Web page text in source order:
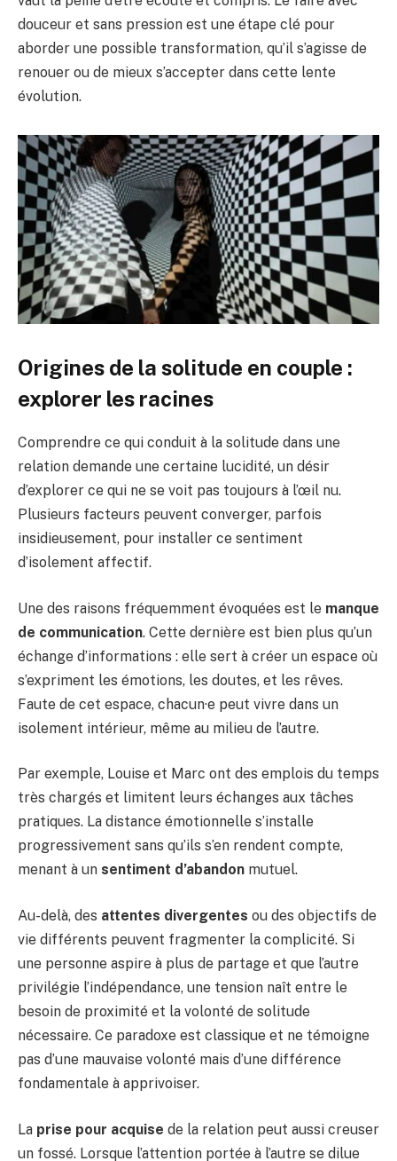
douceur et sans pression est une étape clé pour
aborder une possible transformation, qu’il s’agisse de
renouer ou de mieux s’accepter dans cette lente
évolution.
Origines de la solitude en couple :
explorer les racines
Comprendre ce qui conduit à la solitude dans une
relation demande une certaine lucidité, un désir
d’explorer ce qui ne se voit pas toujours à l’œil nu.
Plusieurs facteurs peuvent converger, parfois
insidieusement, pour installer ce sentiment
d’isolement affectif.
Une des raisons fréquemment évoquées est le manque
de communication. Cette dernière est bien plus qu’un
échange d’informations : elle sert à créer un espace où
s’expriment les émotions, les doutes, et les rêves.
Faute de cet espace, chacun·e peut vivre dans un
isolement intérieur, même au milieu de l’autre.
Par exemple, Louise et Marc ont des emplois du temps
très chargés et limitent leurs échanges aux tâches
pratiques. La distance émotionnelle s’installe
progressivement sans qu’ils s’en rendent compte,
menant à un sentiment d’abandon mutuel.
Au-delà, des attentes divergentes ou des objectifs de
vie différents peuvent fragmenter la complicité. Si
une personne aspire à plus de partage et que l’autre
privilégie l’indépendance, une tension naît entre le
besoin de proximité et la volonté de solitude
nécessaire. Ce paradoxe est classique et ne témoigne
pas d’une mauvaise volonté mais d’une différence
fondamentale à apprivoiser.
La prise pour acquise de la relation peut aussi creuser
un fossé. Lorsque l’attention portée à l’autre se dilue